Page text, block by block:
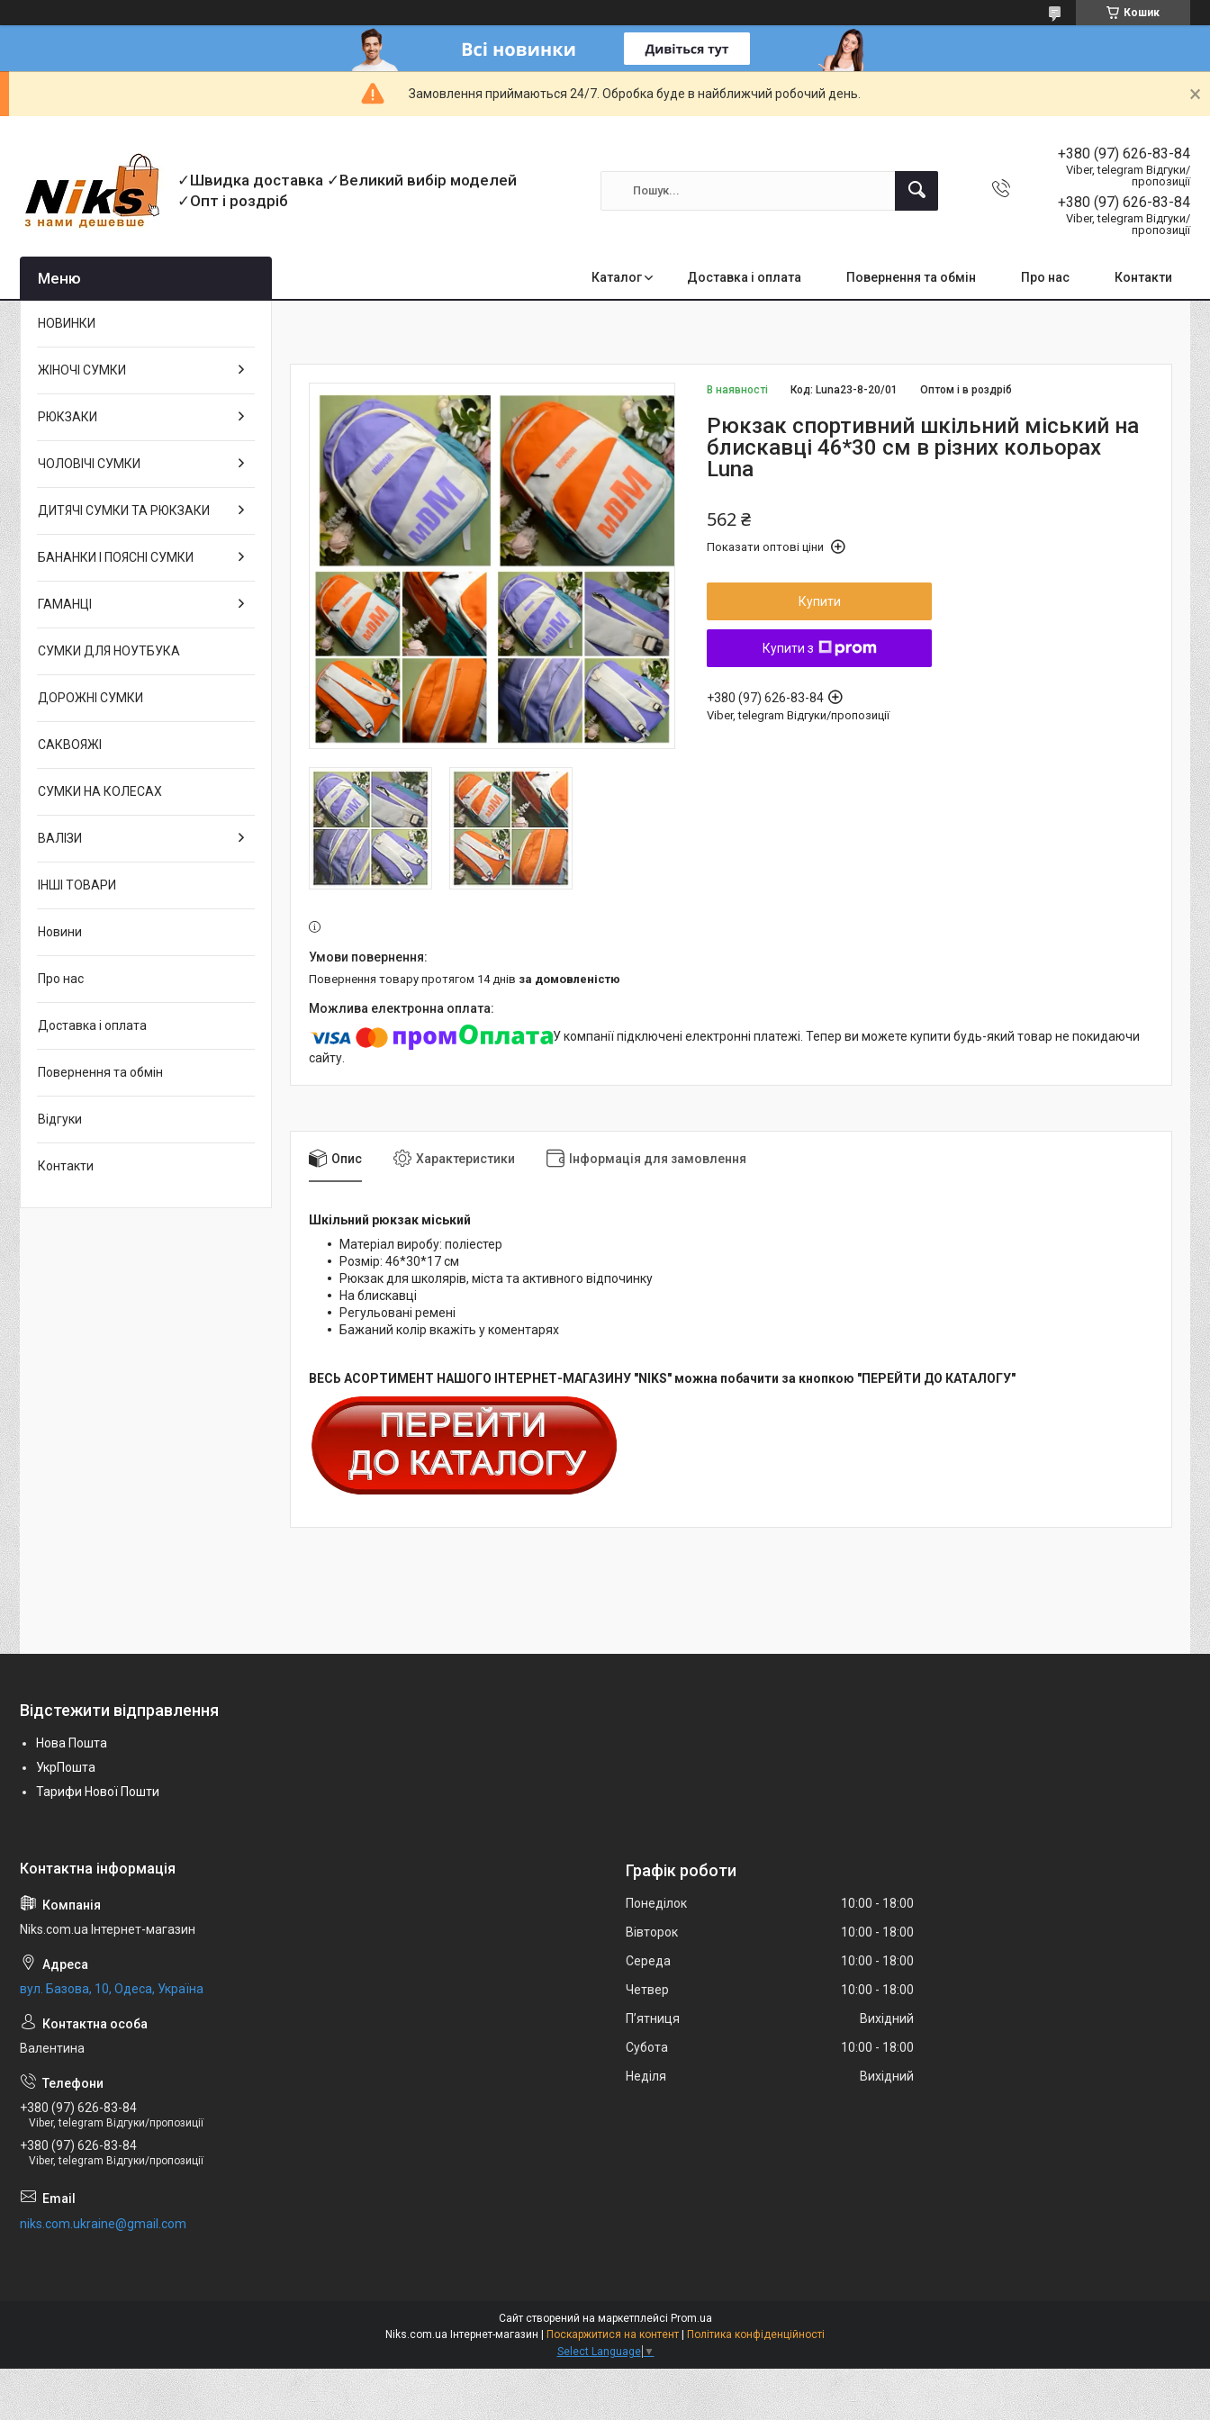
Кошик
Замовлення приймаються 24/7. Обробка буде в найближчий робочий день.
✓Швидка доставка ✓Великий вибір моделей
✓Опт і роздріб
+380 (97) 626-83-84
Viber, telegram Відгуки/
пропозиції
+380 (97) 626-83-84
Viber, telegram Відгуки/
пропозиції
Каталог Доставка і оплата Повернення та обмін Про нас Контакти
В наявності Оптом і в роздріб
Код:Luna23-8-20/01
Рюкзак спортивний шкільний міський на
блискавці 46*30 см в різних кольорах
Luna
562 ₴
Показати оптові ціни
Купити
Купити з
+380 (97) 626-83-84
Viber, telegram Відгуки/пропозиції
повернення товару протягом 14 днів за домовленістю
У компанії підключені електронні платежі. Тепер ви можете купити будь-який товар не покидаючи
сайту.
Опис Характеристики Інформація для замовлення
Шкільний рюкзак міський
Матеріал виробу: поліестер
Розмір: 46*30*17 см
Рюкзак для школярів, міста та активного відпочинку
На блискавці
Регульовані ремені
Бажаний колір вкажіть у коментарях
ВЕСЬ АСОРТИМЕНТ НАШОГО ІНТЕРНЕТ-МАГАЗИНУ "NIKS" можна побачити за кнопкою "ПЕРЕЙТИ ДО КАТАЛОГУ"
НОВИНКИ
ЖІНОЧІ СУМКИ
РЮКЗАКИ
ЧОЛОВІЧІ СУМКИ
ДИТЯЧІ СУМКИ ТА РЮКЗАКИ
БАНАНКИ І ПОЯСНІ СУМКИ
ГАМАНЦІ
СУМКИ ДЛЯ НОУТБУКА
ДОРОЖНІ СУМКИ
САКВОЯЖІ
СУМКИ НА КОЛЕСАХ
ВАЛІЗИ
ІНШІ ТОВАРИ
Новини
Про нас
Доставка і оплата
Повернення та обмін
Відгуки
Контакти
Відстежити відправлення
Нова Пошта
УкрПошта
Тарифи Нової Пошти
Niks.com.ua Інтернет-магазин
вул. Базова, 10, Одеса, Україна
Валентина
+380 (97) 626-83-84
Viber, telegram Відгуки/пропозиції
+380 (97) 626-83-84
Viber, telegram Відгуки/пропозиції
niks.com.ukraine@gmail.com
Графік роботи
Понеділок 10:00
18:00
Вівторок
10:00
18:00
Середа
10:00
18:00
Четвер
10:00
18:00
Пʼятниця
Вихідний
Субота
10:00
18:00
Неділя
Вихідний
Сайт створений на маркетплейсі Prom.ua
Поскаржитися на контент
Політика конфіденційності
Select Language ▼